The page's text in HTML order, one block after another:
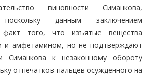
виновности Симанкова,
поскольку данным заключением
факт того, что изъятые вещества
и амфетамином, но не подтверждают
Симанкова к незаконному обороту
отпечатков пальцев осужденного на